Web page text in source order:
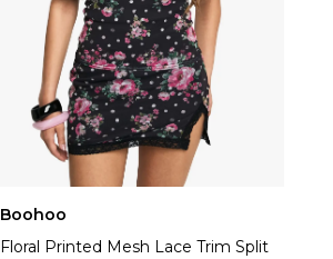
Boohoo
Floral Printed Mesh Lace Trim Split